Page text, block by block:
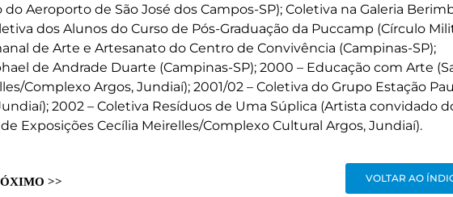
Aeroporto de São José dos Campos-SP); Coletiva na Galeria
dos Alunos do Curso de Pós-Graduação da Puccamp (Círculo
de Arte e Artesanato do Centro de Convivência (Campinas-SP);
de Andrade Duarte (Campinas-SP); 2000 – Educação com Arte
Complexo Argos, Jundiaí); 2001/02 – Coletiva do Grupo Estação
2002 – Coletiva Resíduos de Uma Súplica (Artista convidado
Exposições Cecília Meirelles/Complexo Cultural Argos, Jundiaí).
>> VOLTAR AO